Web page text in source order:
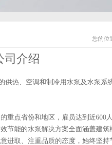
您的位
介绍
供热、空调和制冷用水泵及水泵系
点省份和地区，雇员达到近600
节能的水泵解决方案全面涵盖建筑
进取、注重品质的态度，始终坚持